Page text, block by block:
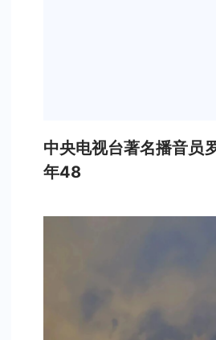
中央电视台著名播音员
年48